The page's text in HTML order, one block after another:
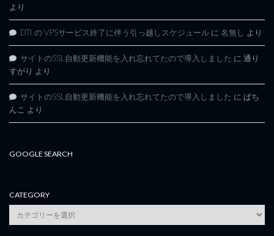
より
DTI の VPSサービス終了に伴う引っ越しスケジュール に 名無し より
サイトのSSL自動更新機能を入れ忘れてたので導入しました に 通り
すがり より
サイトのSSL自動更新機能を入れ忘れてたので導入しました に ぱち
んこ より
GOOGLE SEARCH
CATEGORY
category